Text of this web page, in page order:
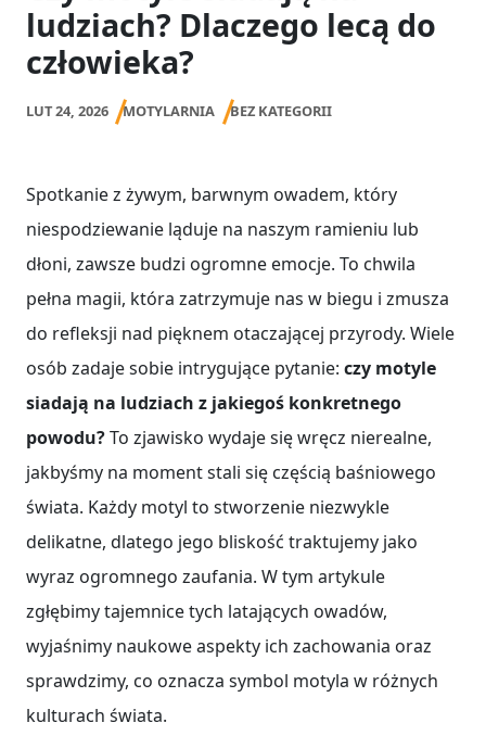
ludziach? Dlaczego lecą do
człowieka?
LUT 24, 2026 MOTYLARNIA BEZ KATEGORII
Spotkanie z żywym, barwnym owadem, który
niespodziewanie ląduje na naszym ramieniu lub
dłoni, zawsze budzi ogromne emocje. To chwila
pełna magii, która zatrzymuje nas w biegu i zmusza
do refleksji nad pięknem otaczającej przyrody. Wiele
osób zadaje sobie intrygujące pytanie: czy motyle
siadają na ludziach z jakiegoś konkretnego
powodu?To zjawisko wydaje się wręcz nierealne,
jakbyśmy na moment stali się częścią baśniowego
świata. Każdy motyl to stworzenie niezwykle
delikatne, dlatego jego bliskość traktujemy jako
wyraz ogromnego zaufania. W tym artykule
zgłębimy tajemnice tych latających owadów,
wyjaśnimy naukowe aspekty ich zachowania oraz
sprawdzimy, co oznacza symbol motyla w różnych
kulturach świata.